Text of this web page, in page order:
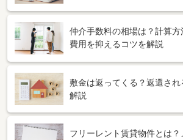
仲介手数料の相場は？計算方
費用を抑えるコツを解説
敷金は返ってくる？返還さ
解説
フリーレント賃貸物件とは？